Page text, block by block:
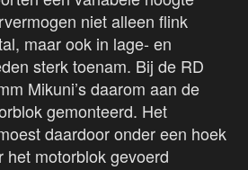
niet alleen flink
maar ook in lage- en
sterk toenam. Bij de RD
Mikuni’s daarom aan de
gemonteerd. Het
daardoor onder een hoek
het motorblok gevoerd